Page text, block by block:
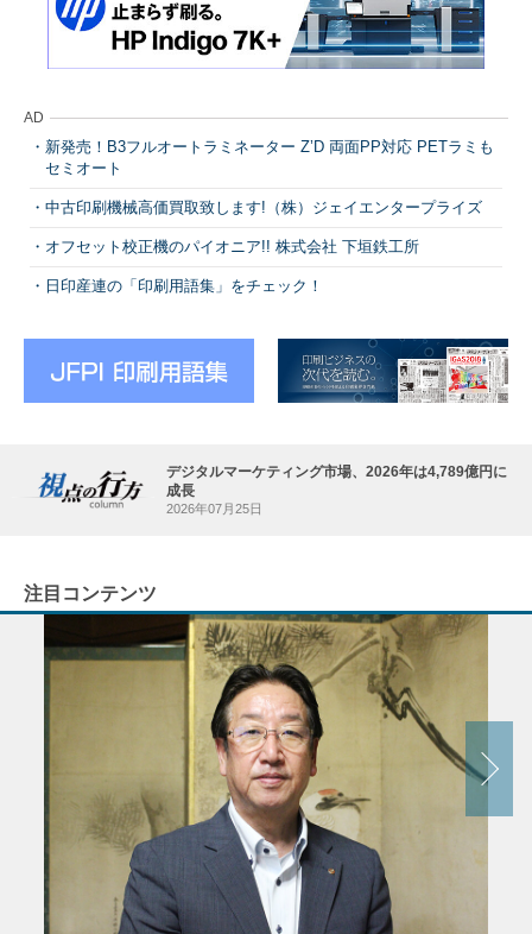
AD
新発売！B3フルオートラミネーター Z’D 両面PP対応 PETラミも
セミオート
中古印刷機械高価買取致します!（株）ジェイエンタープライズ
オフセット校正機のパイオニア!! 株式会社 下垣鉄工所
日印産連の「印刷用語集」をチェック！
デジタルマーケティング市場、2026年は4,789億円に
成長
2026年07月25日
注目コンテンツ